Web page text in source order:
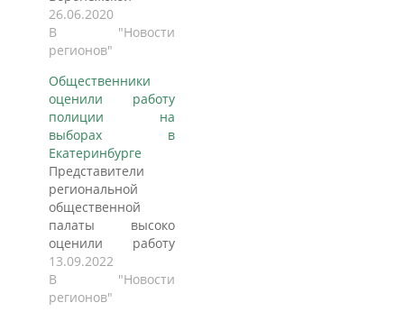
области проведена
проверка
исполнения
лицензировании в
ООО ЧОП «Орион»,
сообщается на
сайте ведомства.
Установлено, что с
октября 2018 года
по декабрь 2019
года частным
охранным
предприятием
осуществлялась
охрана торгового
центра «Армада» и
26.06.2020
В "Новости
регионов"
Общественники
оценили работу
полиции на
выборах в
Екатеринбурге
Представители
региональной
общественной
палаты высоко
оценили работу
полиции на
выборах 2022 года
в Свердловской
13.09.2022
В "Новости
регионов"